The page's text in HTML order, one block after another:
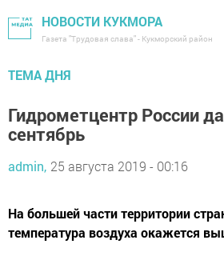
НОВОСТИ КУКМОРА
Газета "Трудовая слава" - Кукморский район
ТЕМА ДНЯ
Гидрометцентр России
сентябрь
admin, 25 августа 2019 - 00:16
На большей части территории
температура воздуха окажется